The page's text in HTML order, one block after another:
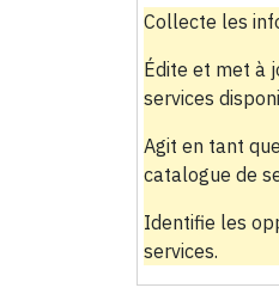
Collecte les
Édite et met à
services
Agit en tant
catalogue de
Identifie les
services.